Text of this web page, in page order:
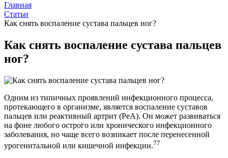
Главная
Статьи
Как снять воспаление сустава пальцев ног?
Как снять воспаление сустава пальцев
ног?
Одним из типичных проявлений инфекционного процесса,
протекающего в организме, является воспаление суставов
пальцев или реактивный артрит (РеА). Он может развиваться
на фоне любого острого или хронического инфекционного
заболевания, но чаще всего возникает после перенесенной
урогенитальной или кишечной инфекции.77